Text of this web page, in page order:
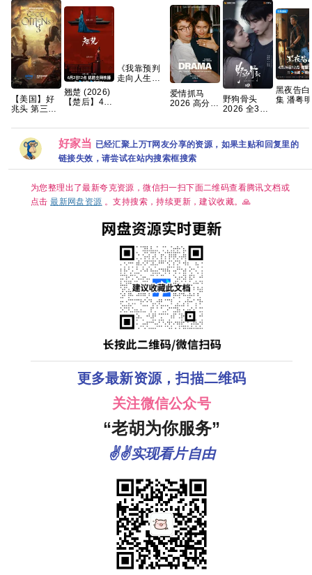
【美国】好
兆头 第三季
/ 喜剧 / 奇幻
又名: 好兆头
最终季 夸克
翘楚‎ (2026)
【楚后】4K
AAC2.0 中
字【1～
6GB/集】陈
都灵/周翊然
《我靠预判
走向人生巅
盘
爱情抓马
2026 高分
野狗骨头
2026 全32
1080P高清
资源分享
黑夜告白
集 潘粤
+】
好家当 已经汇聚上万T网友分享的资源，如果主贴和回复里的
链接失效，请尝试在站内搜索框搜索
为您整理出了最新夸克资源，微信扫一扫下面二维码查看腾讯文档或
点击最新网盘资源 。支持搜索，持续更新，建议收藏。🙏
更多最新资源，扫描二维码
关注微信公众号
“老胡为你服务”
✌✌实现看片自由